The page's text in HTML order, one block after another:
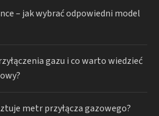
– jak wybrać odpowiedni model
gazu i co warto wiedzieć
metr przyłącza gazowego?